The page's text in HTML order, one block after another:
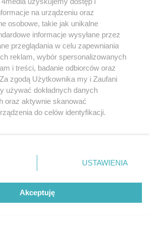
REKLAMA
the:protocol
na urządzeniu oraz
osobowe, takie jak unikalne
informacje wysyłane przez
przeglądania w celu zapewniania
reklam, wybór spersonalizowanych
i treści, badanie odbiorców oraz
zgodą Użytkownika my i Zaufani
używać dokładnych danych
oraz aktywnie skanować
do celów identyfikacji.
przycisk ustawień prywatności
dolnym rogu strony
. Niektóre
prawo sprzeciwić się takiemu
będą miały zastosowania tylko
USTAWIENIA
Akceptuję